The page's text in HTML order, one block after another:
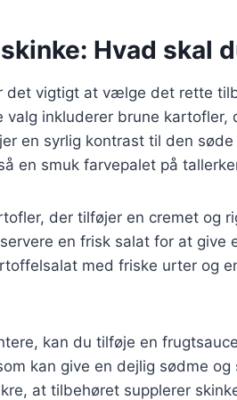
Hvad skal
det vigtigt at vælge det rette
valg inkluderer brune kartofler,
en syrlig kontrast til den
en smuk farvepalet på
der tilføjer en cremet og
en frisk salat for at give
med friske urter og
kan du tilføje en
kan give en dejlig sødme
at tilbehøret supplerer